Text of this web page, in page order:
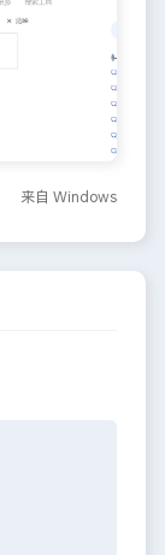
来自 Windows